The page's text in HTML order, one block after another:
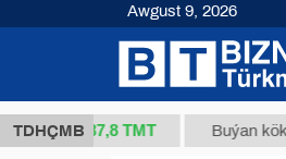
TDHÇMB
37,8 ТМТ Buýan köküniň
Awgust 9, 2026